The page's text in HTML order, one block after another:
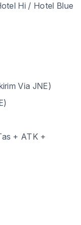
Hi / Hotel Blue
Via JNE)
+ ATK +